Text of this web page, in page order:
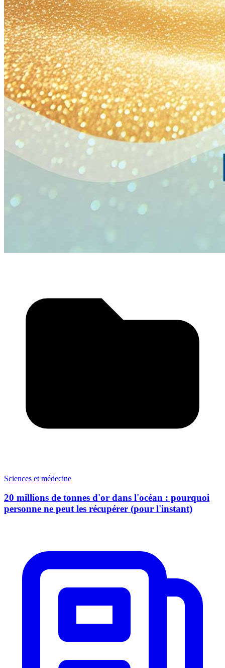
Sciences et médecine
20 millions de tonnes d'or dans l'océan : pourquoi
personne ne peut les récupérer (pour l'instant)